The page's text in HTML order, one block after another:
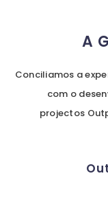
A
Conciliamos a
com o
projectos